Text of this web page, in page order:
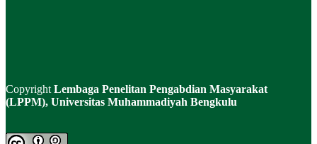
Copyright Lembaga Penelitan Pengabdian Masyarakat
(LPPM), Universitas Muhammadiyah Bengkulu